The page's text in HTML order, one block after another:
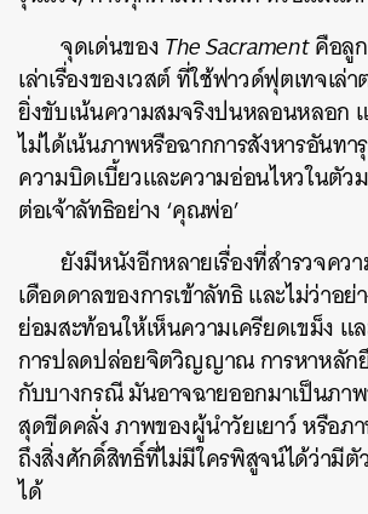
จุดเด่นของThe Sacramentคือลู
เล่าเรื่องของเวสต์ ที่ใช้ฟาวด์ฟุตเทจเล่
ยิ่งขับเน้นความสมจริงปนหลอนหลอก
ไม่ได้เน้นภาพหรือฉากการสังหารอันท
ความบิดเบี้ยวและความอ่อนไหวในตั
ต่อเจ้าลัทธิอย่าง ‘คุณพ่อ’
ยังมีหนังอีกหลายเรื่องที่สำรวจคว
เดือดดาลของการเข้าลัทธิ และไม่ว่าอ
ย่อมสะท้อนให้เห็นความเครียดเขม็ง แ
การปลดปล่อยจิตวิญญาณ การหาหลัก
กับบางกรณี มันอาจฉายออกมาเป็นภา
สุดขีดคลั่ง ภาพของผู้นำวัยเยาว์ หรือภ
ถึงสิ่งศักดิ์สิทธิ์ที่ไม่มีใครพิสูจน์ได้ว่ามีตั
ได้